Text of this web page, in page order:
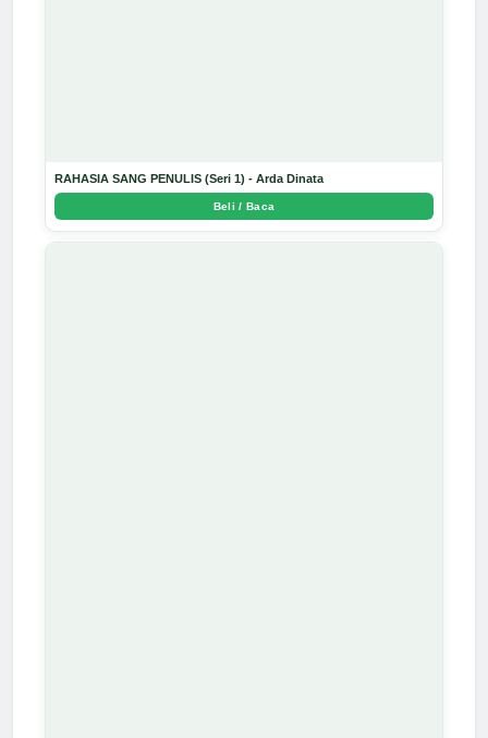
RAHASIA SANG PENULIS (Seri 1) - Arda Dinata
Beli / Baca